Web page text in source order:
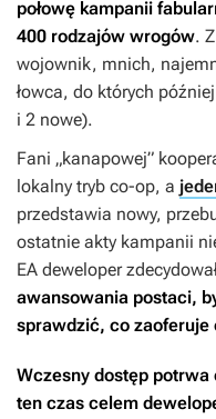
połowę kampanii
400 rodzajów wrogów.
wojownik, mnich,
łowca, do których
i 2 nowe).
Fani „kanapowej”
lokalny tryb co-op, a
przedstawia nowy,
ostatnie akty kampanii
EA deweloper
awansowania postaci,
sprawdzić, co
Wczesny dostęp
ten czas celem